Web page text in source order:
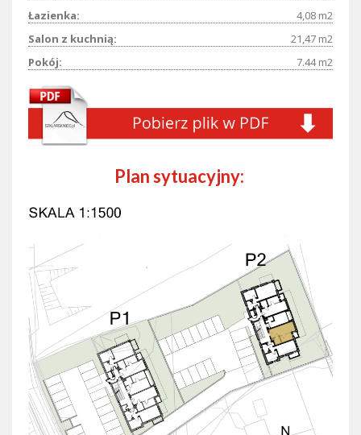
Łazienka:
4,08 m2
Salon z kuchnią:
21,47 m2
Pokój:
7.44 m2
Plan sytuacyjny: